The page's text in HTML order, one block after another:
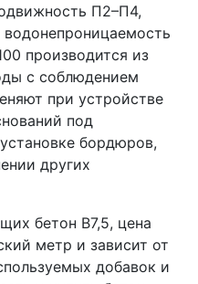
П2–П4,
производится из
с соблюдением
при устройстве
под
бордюров,
других
бетон В7,5, цена
метр и зависит от
добавок и